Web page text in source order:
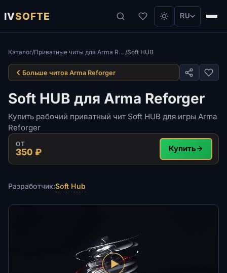
IVSOFTE RU
Каталог/ Приватные читы для Arma Reforger /Soft HUB
Больше читов Arma Reforger
Soft HUB для Arma Reforger
Купить рабочий приватный чит Soft HUB для игры Arma
Reforger
ОТ
350 ₽ Купить
Разработчик:Soft Hub